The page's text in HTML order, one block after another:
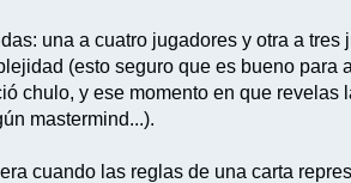
una a cuatro jugadores y otra a
(esto seguro que es bueno para
chulo, y ese momento en que
mastermind...).
cuando las reglas de una carta